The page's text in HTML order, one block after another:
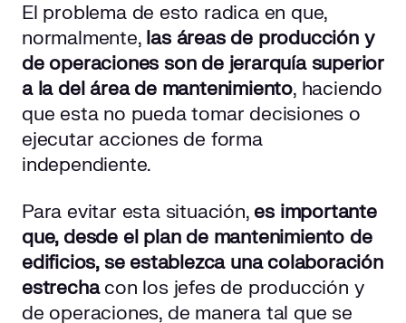
El problema de esto radica en que,
normalmente, las áreas de producción y
de operaciones son de jerarquía superior
a la del área de mantenimiento, haciendo
que esta no pueda tomar decisiones o
ejecutar acciones de forma
independiente.
Para evitar esta situación, es importante
que, desde el plan de mantenimiento de
edificios, se establezca una colaboración
estrechacon los jefes de producción y
de operaciones, de manera tal que se